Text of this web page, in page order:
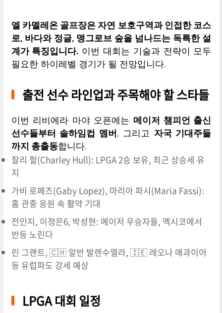
엘 카멜레온 골프장은 자연 보호구역과 인접한 코스
로, 바다와 정글, 맹그로브 숲을 넘나드는 독특한 설
계가 특징입니다. 이번 대회는 기술과 전략이 모두
필요한 하이레벨 경기가 될 전망입니다.
출전 선수 라인업과 주목해야 할 스타들
이번 리비에라 마야 오픈에는 메이저 챔피언 출신
선수들부터 솔하임컵 멤버 , 그리고 자국 기대주들
까지 총출동합니다.
찰리 헐(Charley Hull): LPGA 2승 보유, 최근 상승세 유
지
가비 로페즈(Gaby Lopez), 마리아 파시(Maria Fassi):
홈 관중 응원 속 활약 기대
전인지, 이정은6, 박성현: 메이저 우승자들, 멕시코에서
반등 노린다
린 그랜트, 🇨🇭 알반 발렌수엘라, 🇮🇪 레오나 매과이어
등 유럽파도 강세 예상
LPGA 대회 일정